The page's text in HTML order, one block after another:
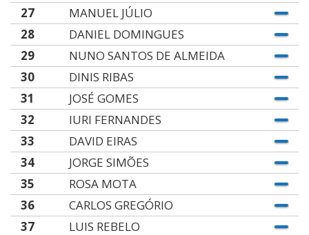
27
MANUEL JÚLIO
28
DANIEL DOMINGUES
29
NUNO SANTOS DE ALMEIDA
30
DINIS RIBAS
31
JOSÉ GOMES
32
IURI FERNANDES
33
DAVID EIRAS
34
JORGE SIMÕES
35
ROSA MOTA
36
CARLOS GREGÓRIO
37
LUIS REBELO